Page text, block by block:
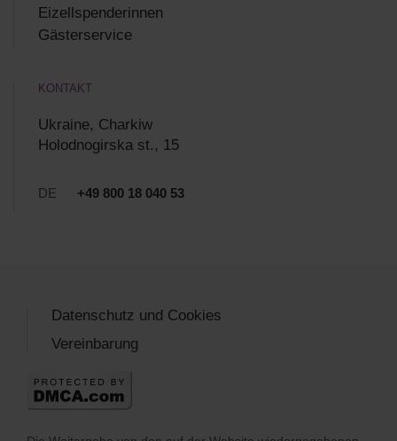
Eizellspenderinnen
Gästerservice
KONTAKT
Ukraine, Charkiw
Holodnogirska st., 15
DE +49 800 18 040 53
Datenschutz und Cookies
Vereinbarung